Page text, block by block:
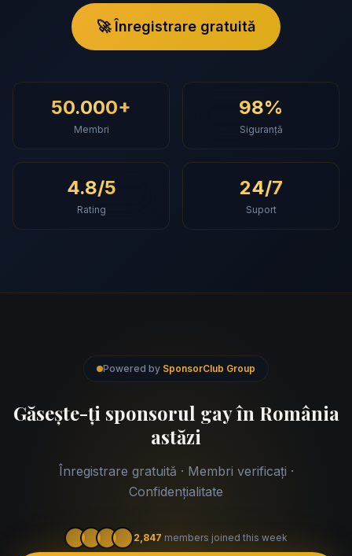
🚀 Înregistrare gratuită
50.000+
Membri
98%
Siguranță
4.8/5
Rating
24/7
Suport
Powered by SponsorClub Group
Găsește-ți sponsorul gay în România
astăzi
Înregistrare gratuită · Membri verificați ·
Confidențialitate
2,847 members joined this week